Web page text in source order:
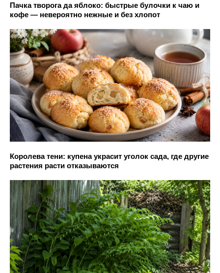
Пачка творога да яблоко: быстрые булочки к чаю и
кофе — невероятно нежные и без хлопот
Королева тени: купена украсит уголок сада, где другие
растения расти отказываются